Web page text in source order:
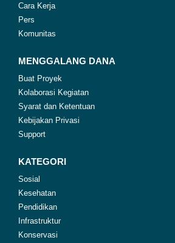
Cara Kerja
Pers
Komunitas
MENGGALANG DANA
Buat Proyek
Kolaborasi Kegiatan
Syarat dan Ketentuan
Kebijakan Privasi
Support
KATEGORI
Sosial
Kesehatan
Pendidikan
Infrastruktur
Konservasi